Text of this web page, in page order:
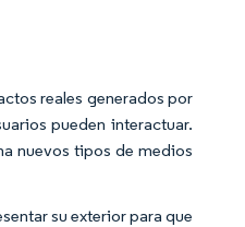
reales generados por
pueden interactuar.
nuevos tipos de medios
su exterior para que